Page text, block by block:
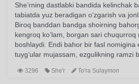
She’rning dastlabki bandida kelinchak
tabiatda yuz beradigan o‘zgarish va
Biroq banddan bandga shoirning
kengroq ko‘lam, borgan sari chuqurroq
boshlaydi. Endi bahor bir fasl nomigina
tuyg‘ular mujassam, ezgulikning ramzi
3296 She'r To'ra Sulaymon